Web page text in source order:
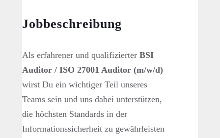
Jobbeschreibung
Als erfahrener und qualifizierter BSI
Auditor / ISO 27001 Auditor (m/w/d)
wirst Du ein wichtiger Teil unseres
Teams sein und uns dabei unterstützen,
die höchsten Standards in der
Informationssicherheit zu gewährleisten